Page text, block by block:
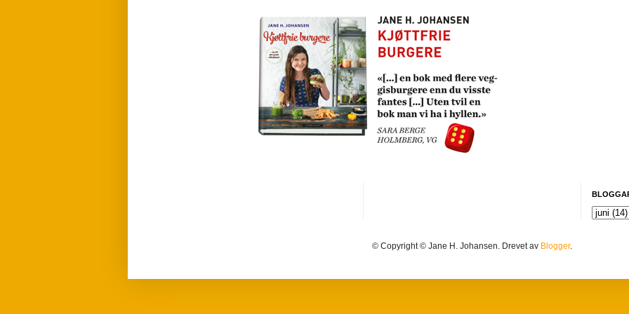
© Copyright © Jane H. Johansen. Drevet av Blogger.